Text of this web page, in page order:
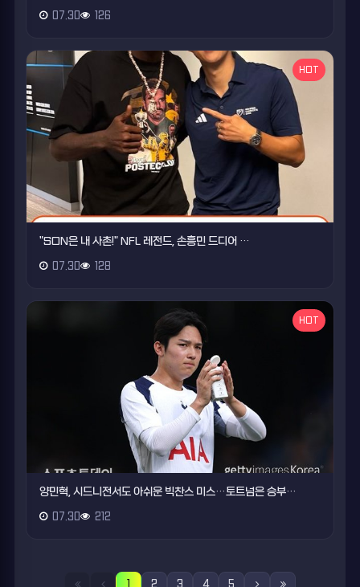
07.30 126
HOT
"SON은 내 사촌!" NFL 레전드, 손흥민 드디어 …
07.30 128
HOT
양민혁, 시드니전서도 아쉬운 빅찬스 미스…토트넘은 승부…
07.30 212
1 2 3 4 5